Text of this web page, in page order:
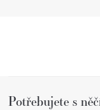
Potřebujete s